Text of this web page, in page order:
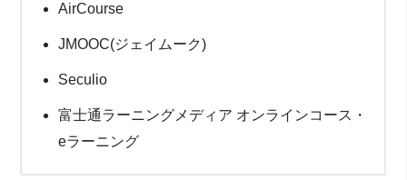
AirCourse
JMOOC(ジェイムーク)
Seculio
富士通ラーニングメディア オンラインコース・
eラーニング